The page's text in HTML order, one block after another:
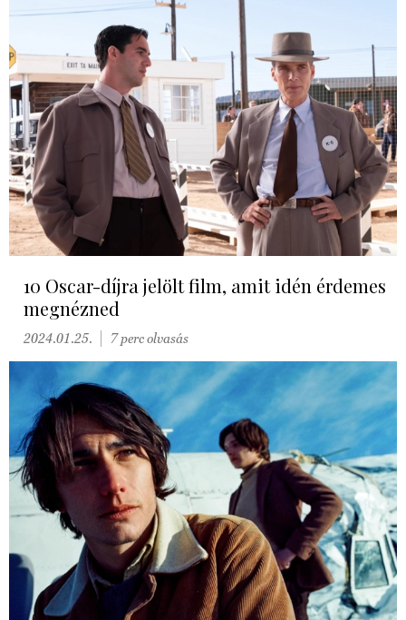
10 Oscar-díjra jelölt film, amit idén érdemes
megnézned
2024.01.25. 7 perc olvasás